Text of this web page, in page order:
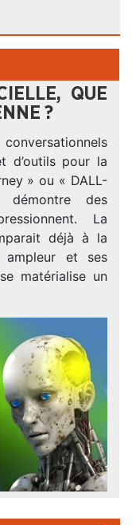
QUE
?
d’outils pour la
» ou « DALL-
démontre des
La
déjà à la
ampleur et ses
matérialise un